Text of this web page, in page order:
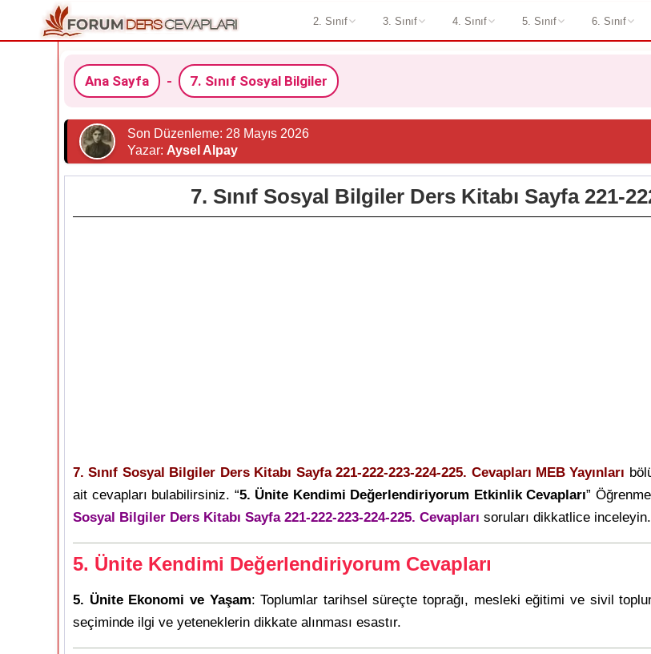
2. Sınıf 3. Sınıf 4. Sınıf 5. Sınıf 6. Sınıf
Ana Sayfa - 7. Sınıf Sosyal Bilgiler
Son Düzenleme: 28 Mayıs 2026
Yazar: Aysel Alpay
7. Sınıf Sosyal Bilgiler Ders Kitabı Sayfa 221-
7. Sınıf Sosyal Bilgiler Ders Kitabı Sayfa 221-222-223-224-225. Cevapları MEB Yayınları
ait cevapları bulabilirsiniz. “5. Ünite Kendimi Değerlendiriyorum Etkinlik Cevapları”
Sosyal Bilgiler Ders Kitabı Sayfa 221-222-223-224-225. Cevapları soruları dikkatlice inceleyin.
5. Ünite Kendimi Değerlendiriyorum Cevapları
5. Ünite Ekonomi ve Yaşam: Toplumlar tarihsel süreçte toprağı, mesleki eğitimi ve sivil
seçiminde ilgi ve yeteneklerin dikkate alınması esastır.